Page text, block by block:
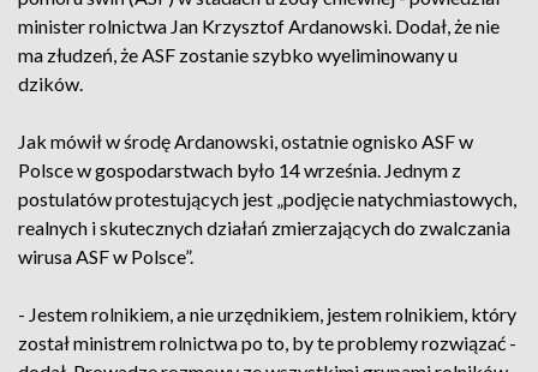
minister rolnictwa Jan Krzysztof Ardanowski. Dodał, że nie
ma złudzeń, że ASF zostanie szybko wyeliminowany u
dzików.
Jak mówił w środę Ardanowski, ostatnie ognisko ASF w
Polsce w gospodarstwach było 14 września. Jednym z
postulatów protestujących jest „podjęcie natychmiastowych,
realnych i skutecznych działań zmierzających do zwalczania
wirusa ASF w Polsce”.
- Jestem rolnikiem, a nie urzędnikiem, jestem rolnikiem, który
został ministrem rolnictwa po to, by te problemy rozwiązać -